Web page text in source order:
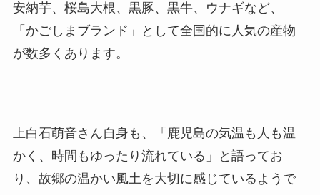
安納芋、桜島大根、黒豚、黒牛、ウナギなど、
「かごしまブランド」として全国的に人気の産物
が数多くあります。
上白石萌音さん自身も、「鹿児島の気温も人も温
かく、時間もゆったり流れている」と語ってお
り、故郷の温かい風土を大切に感じているようで